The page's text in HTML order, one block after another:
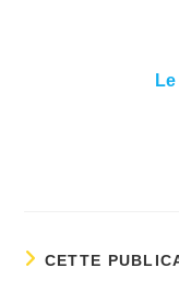
CETTE